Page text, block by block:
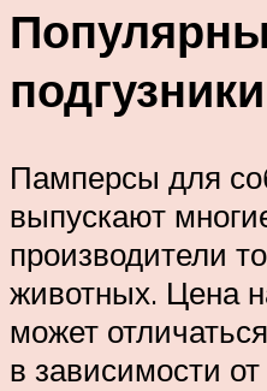
подгузники
Памперсы для
выпускают
производители
животных. Цена
может
в зависимости